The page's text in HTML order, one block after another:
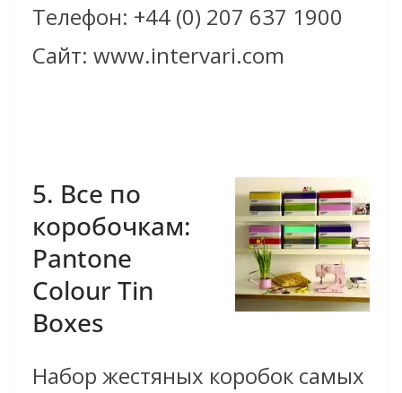
Телефон: +44 (0) 207 637 1900
Сайт: www.intervari.com
5. Все по
коробочкам:
Pantone
Colour Tin
Boxes
Набор жестяных коробок самых